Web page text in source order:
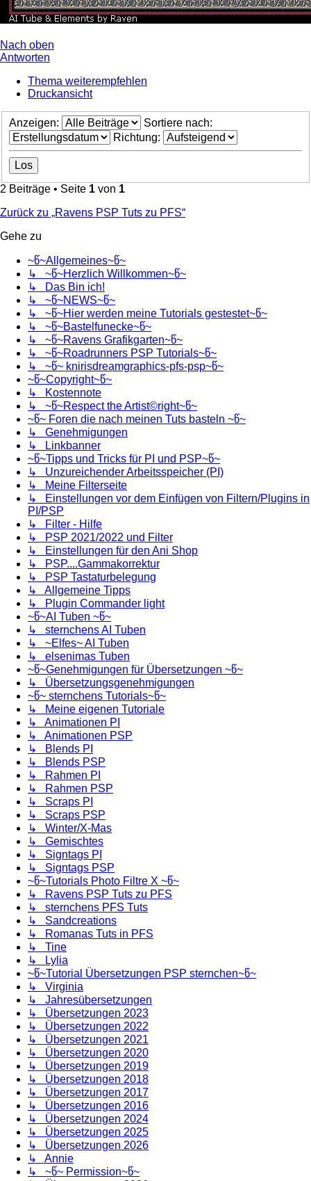
Nach oben
Antworten
Thema weiterempfehlen
Druckansicht
Anzeigen:
Sortiere nach:
Richtung:
2 Beiträge • Seite 1 von 1
Zurück zu „Ravens PSP Tuts zu PFS“
Gehe zu
~წ~Allgemeines~წ~
↳ ~წ~Herzlich Willkommen~წ~
↳ Das Bin ich!
↳ ~წ~NEWS~წ~
↳ ~წ~Hier werden meine Tutorials gestestet~წ~
↳ ~წ~Bastelfunecke~წ~
↳ ~წ~Ravens Grafikgarten~წ~
↳ ~წ~Roadrunners PSP Tutorials~წ~
↳ ~წ~ knirisdreamgraphics-pfs-psp~წ~
~წ~Copyright~წ~
↳ Kostennote
↳ ~წ~Respect the Artist©right~წ~
~წ~ Foren die nach meinen Tuts basteln ~წ~
↳ Genehmigungen
↳ Linkbanner
~წ~Tipps und Tricks für PI und PSP~წ~
↳ Unzureichender Arbeitsspeicher (PI)
↳ Meine Filterseite
↳ Einstellungen vor dem Einfügen von Filtern/Plugins in
PI/PSP
↳ Filter - Hilfe
↳ PSP 2021/2022 und Filter
↳ Einstellungen für den Ani Shop
↳ PSP....Gammakorrektur
↳ PSP Tastaturbelegung
↳ Allgemeine Tipps
↳ Plugin Commander light
~წ~AI Tuben ~წ~
↳ sternchens AI Tuben
↳ ~Elfes~ AI Tuben
↳ elsenimas Tuben
~წ~Genehmigungen für Übersetzungen ~წ~
↳ Übersetzungsgenehmigungen
~წ~ sternchens Tutorials~წ~
↳ Meine eigenen Tutoriale
↳ Animationen PI
↳ Animationen PSP
↳ Blends PI
↳ Blends PSP
↳ Rahmen PI
↳ Rahmen PSP
↳ Scraps PI
↳ Scraps PSP
↳ Winter/X-Mas
↳ Gemischtes
↳ Signtags PI
↳ Signtags PSP
~წ~Tutorials Photo Filtre X ~წ~
↳ Ravens PSP Tuts zu PFS
↳ sternchens PFS Tuts
↳ Sandcreations
↳ Romanas Tuts in PFS
↳ Tine
↳ Lylia
~წ~Tutorial Übersetzungen PSP sternchen~წ~
↳ Virginia
↳ Jahresübersetzungen
↳ Übersetzungen 2023
↳ Übersetzungen 2022
↳ Übersetzungen 2021
↳ Übersetzungen 2020
↳ Übersetzungen 2019
↳ Übersetzungen 2018
↳ Übersetzungen 2017
↳ Übersetzungen 2016
↳ Übersetzungen 2024
↳ Übersetzungen 2025
↳ Übersetzungen 2026
↳ Annie
↳ ~წ~ Permission~წ~